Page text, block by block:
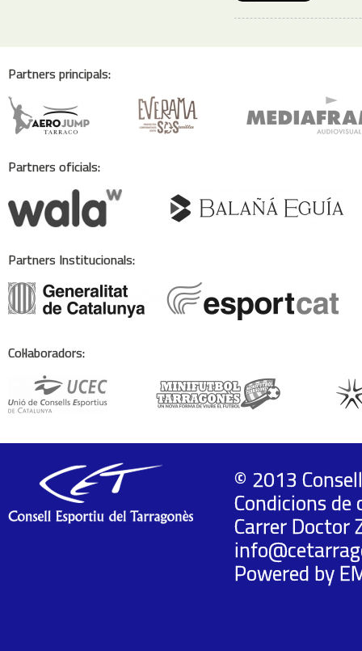
Partners principals:
Partners oficials:
Partners Institucionals:
Col·laboradors:
© 2013
Condicions
Carrer Doctor
Powered by